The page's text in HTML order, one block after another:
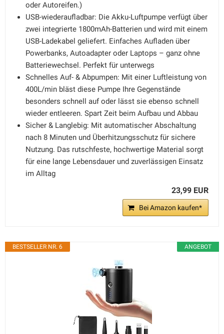
oder Autoreifen.)
USB-wiederaufladbar: Die Akku-Luftpumpe verfügt über
zwei integrierte 1800mAh-Batterien und wird mit einem
USB-Ladekabel geliefert. Einfaches Aufladen über
Powerbanks, Autoadapter oder Laptops – ganz ohne
Batteriewechsel. Perfekt für unterwegs
Schnelles Auf- & Abpumpen: Mit einer Luftleistung von
400L/min bläst diese Pumpe Ihre Gegenstände
besonders schnell auf oder lässt sie ebenso schnell
wieder entleeren. Spart Zeit beim Aufbau und Abbau
Sicher & Langlebig: Mit automatischer Abschaltung
nach 8 Minuten und Überhitzungsschutz für sichere
Nutzung. Das rutschfeste, hochwertige Material sorgt
für eine lange Lebensdauer und zuverlässigen Einsatz
im Alltag
23,99 EUR
Bei Amazon kaufen*
ANGEBOT
BESTSELLER NR. 6